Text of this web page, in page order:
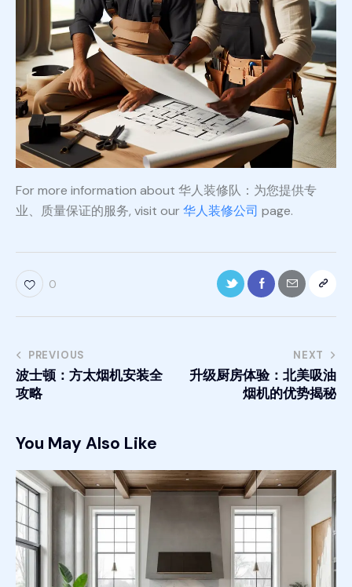
For more information about 华人装修队：为您提供专
业、质量保证的服务, visit our华人装修公司 page.
0
PREVIOUS
波士顿：方太烟机安装全
攻略
NEXT
升级厨房体验：北美吸油
烟机的优势揭秘
You May Also Like